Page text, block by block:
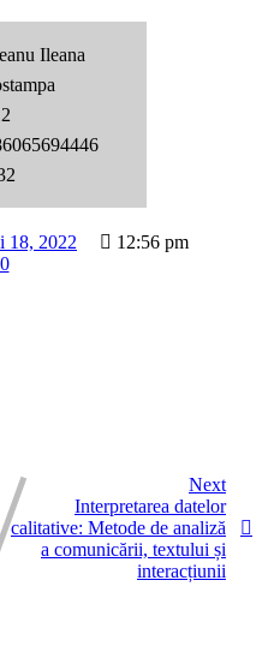
Ileana
18, 2022
12:56 pm
0
Next
Interpretarea datelor
calitative: Metode de analiză
a comunicării, textului și
interacțiunii